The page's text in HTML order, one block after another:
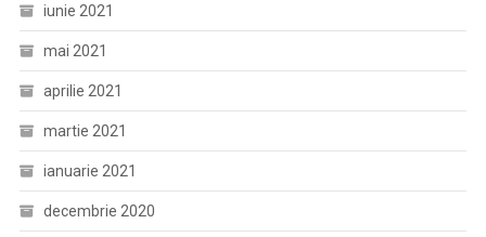
iunie 2021
mai 2021
aprilie 2021
martie 2021
ianuarie 2021
decembrie 2020